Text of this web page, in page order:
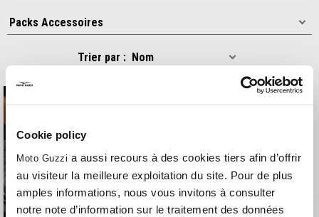
Cookie policy
Moto Guzzi a aussi recours à des cookies tiers afin d’offrir
au visiteur la meilleure exploitation du site. Pour de plus
amples informations, nous vous invitons à consulter
notre note d’information sur le traitement des données
Trier par :